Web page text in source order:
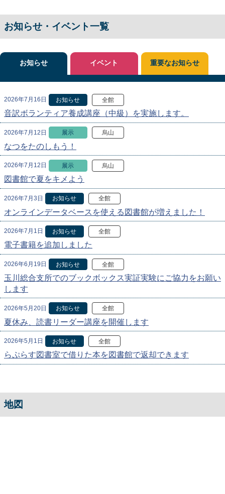
お知らせ・イベント一覧
お知らせ
2026年7月16日 お知らせ 全館
音訳ボランティア養成講座（中級）を実施します。
2026年7月12日 展示 烏山
なつをたのしもう！
2026年7月12日 展示 烏山
図書館で夏をキメよう
2026年7月3日 お知らせ 全館
オンラインデータベースを使える図書館が増えました！
2026年7月1日 お知らせ 全館
電子書籍を追加しました
2026年6月19日 お知らせ 全館
玉川総合支所でのブックボックス実証実験にご協力をお願い
します
2026年5月20日 お知らせ 全館
夏休み、読書リーダー講座を開催します
2026年5月1日 お知らせ 全館
らぷらす図書室で借りた本を図書館で返却できます
イベント 重要なお知らせ
地図